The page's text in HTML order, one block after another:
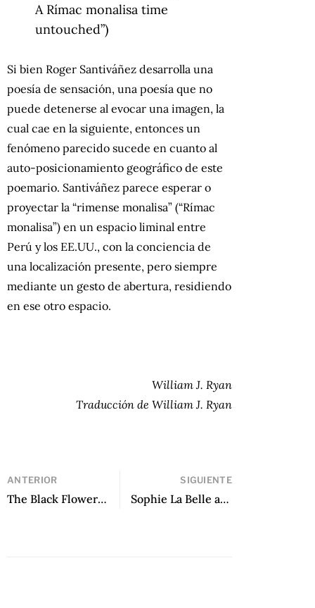
A Rímac monalisa time
untouched”)
Si bien Roger Santiváñez desarrolla una
poesía de sensación, una poesía que no
puede detenerse al evocar una imagen, la
cual cae en la siguiente, entonces un
fenómeno parecido sucede en cuanto al
auto-posicionamiento geográfico de este
poemario. Santiváñez parece esperar o
proyectar la “rimense monalisa” (“Rímac
monalisa”) en un espacio liminal entre
Perú y los EE.UU., con la conciencia de
una localización presente, pero siempre
mediante un gesto de abertura, residiendo
en ese otro espacio.
William J. Ryan
Traducción de William J. Ryan
ANTERIOR
The Black Flower and Other Zapotec Poems de Natalia Toledo
SIGUIENTE
Sophie La Belle and the Miniature Cities / Sophie La Belle y las ciudades en miniatura de Gisela Heffes